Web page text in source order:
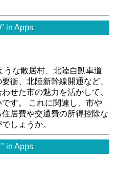
in Apps
うな散居村、北陸自動車道
衝、北陸新幹線開通など、
せた市の魅力を活かして、
す。 これに関連し、市や
居費や交通費の所得控除な
しょうか。
in Apps